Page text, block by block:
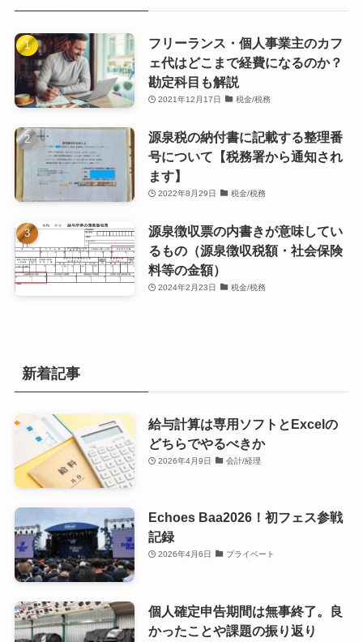
フリーランス・個人事業主のカフ
ェ代はどこまで経費になるのか？
勘定科目も解説
2021年12月17日 税金/税務
源泉税の納付書に記載する整理番
号について【税務署から通知され
ます】
2022年8月29日 税金/税務
源泉徴収票の内書きが意味してい
るもの（源泉徴収税額・社会保険
料等の金額）
2024年2月23日 税金/税務
新着記事
給与計算は専用ソフトとExcelの
どちらでやるべきか
2026年4月9日 会計/経理
Echoes Baa2026！初フェス参戦
記録
2026年4月6日 プライベート
個人確定申告期間は無事終了。良
かったことや課題の振り返り